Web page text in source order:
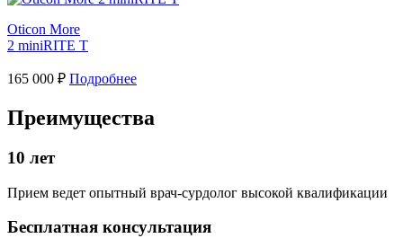
Oticon More
2 miniRITE T
165 000 ₽ Подробнее
Преимущества
10 лет
Прием ведет опытный врач-сурдолог высокой квалификации
Бесплатная консультация